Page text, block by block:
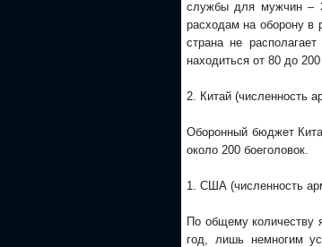
службы для мужчин –
расходам на оборону
страна не
находиться от 80 до
2. Китай (численность
Оборонный бюджет
около 200 боеголовок.
1. США (численность
По общему количеству
год, лишь немногим